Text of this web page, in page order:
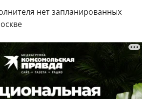
нет запланированных